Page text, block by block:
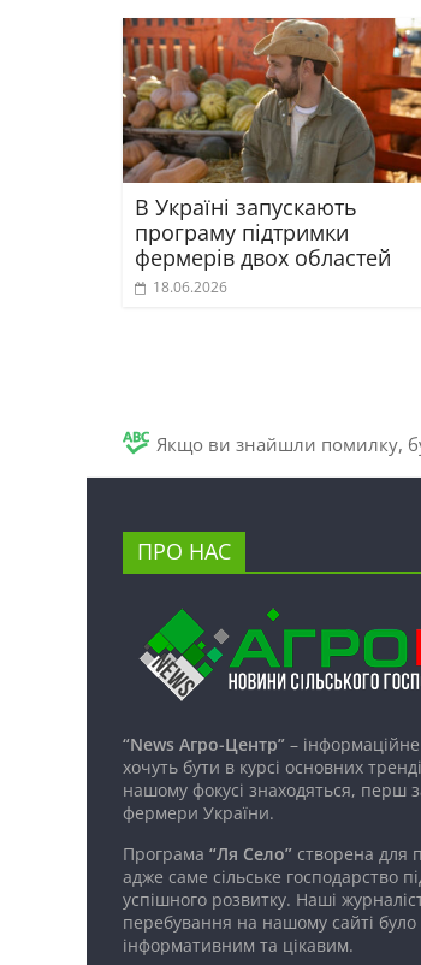
В Україні запускають
програму підтримки
фермерів двох областей
18.06.2026
Якщо ви знайшли помилку,
ПРО НАС
“News Агро-Центр” –
хочуть бути в курсі основних
нашому фокусі знаходяться, перш
фермери України.
Програма “Ля Село” створена для
адже саме сільське господарство
успішного розвитку. Наші
перебування на нашому сайті
інформативним та цікавим.